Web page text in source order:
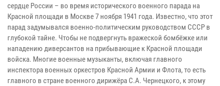
сердце России – во время исторического военного парада на
Красной площади в Москве 7 ноября 1941 года. Известно, что этот
парад задумывался военно-политическим руководством СССР в
глубокой тайне. Чтобы не подвергнуть вражеской бомбёжке или
нападению диверсантов на прибывающие к Красной площади
войска. Многие военные музыканты, включая главного
инспектора военных оркестров Красной Армии и Флота, то есть
главного в стране военного дирижёра С.А. Чернецкого, к этому